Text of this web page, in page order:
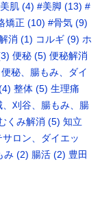
肌 (4) #美脚 (13) #
矯正‬ (10) #骨気 (9)
消 (1) コルギ (9) ホ
便秘 (5) 便秘解消
秘、腸もみ、ダイ
整体 (5) 生理痛
刈谷、腸もみ、腸
くみ解消 (5) 知立
ロン、ダイエッ
み (2) 腸活 (2) 豊田